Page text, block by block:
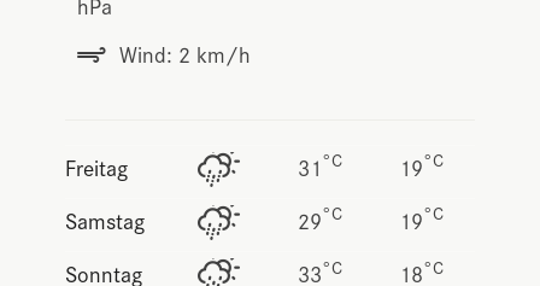
Wind: 2 km/h
Freitag 31°C 19°C
Samstag 29°C 19°C
Sonntag 33°C 18°C